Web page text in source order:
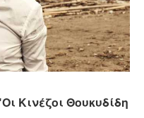
Κινέζοι Θουκυδίδη